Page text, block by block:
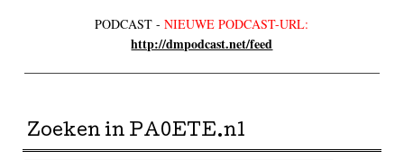
PODCAST -NIEUWE PODCAST-URL:
http://dmpodcast.net/feed
Zoeken in PA0ETE.nl